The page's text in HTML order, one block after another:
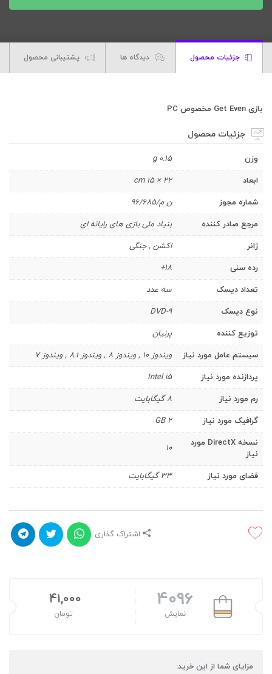
جزئیات محصول دیدگاه ها پشتیبانی محصول
بازی Get Even مخصوص PC
جزئیات محصول
وزن
0.15 g
ابعاد
22 × 15 cm
شماره مجوز
ن م/96/685
مرجع صادر کننده
بنیاد ملی بازی های رایانه ای
ژانر
اکشن , جنگی
رده سنی
18+
تعداد دیسک
سه عدد
نوع دیسک
DVD-9
توزیع کننده
پرنیان
سیستم عامل مورد نیاز
ویندوز 10 , ویندوز 8 , ویندوز 8.1 , ویندوز 7
پردازنده مورد نیاز
Intel i5
رم مورد نیاز
8 گیگابایت
گرافیک مورد نیاز
2 GB
نسخه DirectX مورد
نیاز
10
فضای مورد نیاز 33 گیگابایت
اشتراک گذاری
4096
نمایش
41,000
تومان
مزایای شما از این خرید: